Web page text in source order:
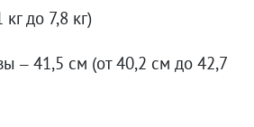
до 7,8 кг)
– 41,5 см (от 40,2 см до 42,7